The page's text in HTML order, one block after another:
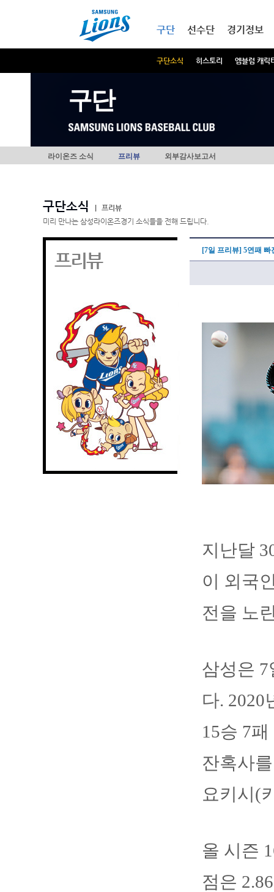
구단
구단소식 히스토리 엠블럼 캐릭
선수단 경기정보
구단
라이온즈 소식 프리뷰 외부감사보고서
구단소식
프리뷰
미리 만나는 삼성라이온즈경기 소식들을 전해 드립니다.
프리뷰 [7일 프리뷰] 5연패
지난달
이 외국
전을 노
삼성은
다. 2020
15승 7
잔혹사
요키시(
올 시즌
점은